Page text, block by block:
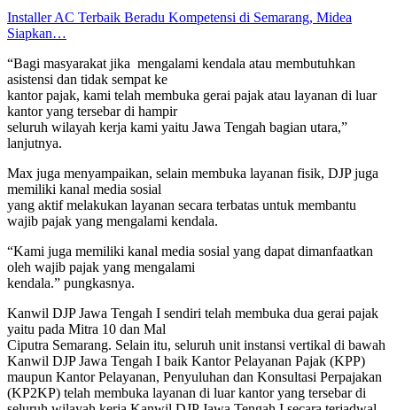
Installer AC Terbaik Beradu Kompetensi di Semarang, Midea
Siapkan…
“Bagi masyarakat jika mengalami kendala atau membutuhkan
asistensi dan tidak sempat ke
kantor pajak, kami telah membuka gerai pajak atau layanan di luar
kantor yang tersebar di hampir
seluruh wilayah kerja kami yaitu Jawa Tengah bagian utara,”
lanjutnya.
Max juga menyampaikan, selain membuka layanan fisik, DJP juga
memiliki kanal media sosial
yang aktif melakukan layanan secara terbatas untuk membantu
wajib pajak yang mengalami kendala.
“Kami juga memiliki kanal media sosial yang dapat dimanfaatkan
oleh wajib pajak yang mengalami
kendala.” pungkasnya.
Kanwil DJP Jawa Tengah I sendiri telah membuka dua gerai pajak
yaitu pada Mitra 10 dan Mal
Ciputra Semarang. Selain itu, seluruh unit instansi vertikal di bawah
Kanwil DJP Jawa Tengah I baik Kantor Pelayanan Pajak (KPP)
maupun Kantor Pelayanan, Penyuluhan dan Konsultasi Perpajakan
(KP2KP) telah membuka layanan di luar kantor yang tersebar di